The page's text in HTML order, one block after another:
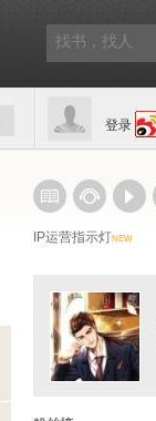
登录
IP运营指示灯NEW